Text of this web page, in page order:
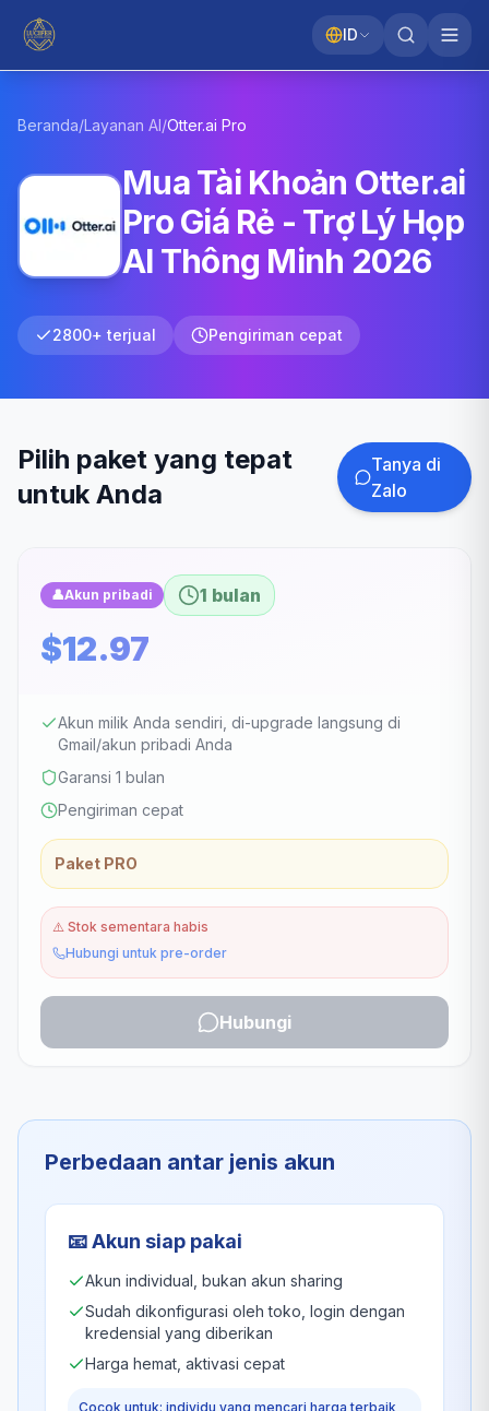
ID
Beranda/Layanan AI/Otter.ai Pro
Mua Tài Khoản Otter.ai
Pro Giá Rẻ - Trợ Lý Họp
AI Thông Minh 2026
2800+ terjual Pengiriman cepat
Pilih paket yang tepat
untuk Anda
Tanya di
Zalo
👤Akun pribadi 1 bulan
$12.97
Akun milik Anda sendiri, di-upgrade langsung di
Gmail/akun pribadi Anda
Garansi 1 bulan
Pengiriman cepat
Paket PRO
⚠️ Stok sementara habis
Hubungi untuk pre-order
Hubungi
Perbedaan antar jenis akun
📧Akun siap pakai
Akun individual, bukan akun sharing
Sudah dikonfigurasi oleh toko, login dengan
kredensial yang diberikan
Harga hemat, aktivasi cepat
Cocok untuk: individu yang mencari harga terbaik